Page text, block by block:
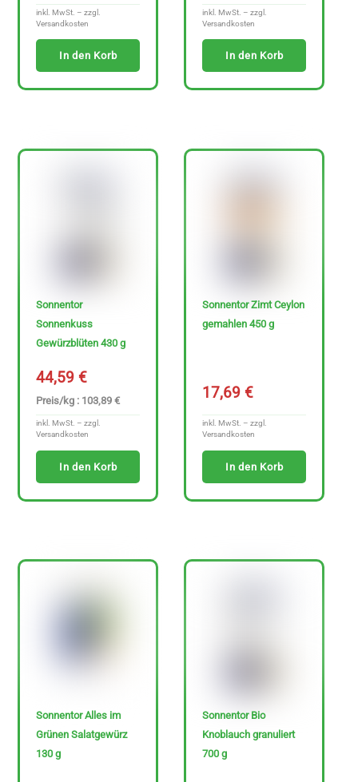
inkl. MwSt. – zzgl.
Versandkosten
In den Korb
inkl. MwSt. – zzgl.
Versandkosten
In den Korb
Sonnentor
Sonnenkuss
Gewürzblüten 430 g
44,59€
Preis/kg : 103,89 €
inkl. MwSt. – zzgl.
Versandkosten
In den Korb
Sonnentor Zimt Ceylon
gemahlen 450 g
17,69€
inkl. MwSt. – zzgl.
Versandkosten
In den Korb
Sonnentor Alles im
Grünen Salatgewürz
130 g
Sonnentor Bio
Knoblauch granuliert
700 g